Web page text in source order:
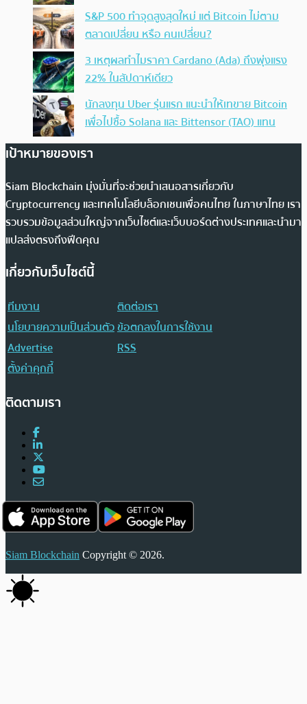
S&P 500 ทำจุดสูงสุดใหม่ แต่ Bitcoin ไม่ตาม
ตลาดเปลี่ยน หรือ คนเปลี่ยน?
3 เหตุผลทำไมราคา Cardano (Ada) ถึงพุ่งแรง
22% ในสัปดาห์เดียว
นักลงทุน Uber รุ่นแรก แนะนำให้เทขาย Bitcoin
เพื่อไปซื้อ Solana และ Bittensor (TAO) แทน
เป้าหมายของเรา
Siam Blockchain มุ่งมั่นที่จะช่วยนำเสนอสารเกี่ยวกับ
Cryptocurrency และเทคโนโลยีบล็อกเชนเพื่อคนไทย ในภาษาไทย เรา
รวบรวมข้อมูลส่วนใหญ่จากเว็บไซต์และเว็บบอร์ดต่างประเทศและนำมา
แปลส่งตรงถึงฟีดคุณ
เกี่ยวกับเว็บไซต์นี้
ทีมงาน
ติดต่อเรา
นโยบายความเป็นส่วนตัวข้อตกลงในการใช้งาน
Advertise
RSS
ตั้งค่าคุกกี้
ติดตามเรา
Siam Blockchain Copyright © 2026.